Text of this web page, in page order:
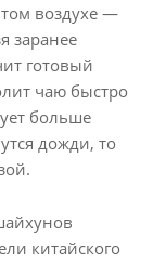
воздухе —
заранее
готовый
чаю быстро
больше
дожди, то
китайского